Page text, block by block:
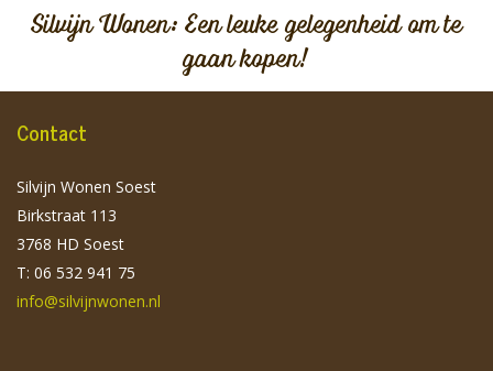
Silvijn Wonen: Een leuke gelegenheid om te
gaan kopen!
Contact
Silvijn Wonen Soest
Birkstraat 113
3768 HD Soest
T: 06 532 941 75
info@silvijnwonen.nl